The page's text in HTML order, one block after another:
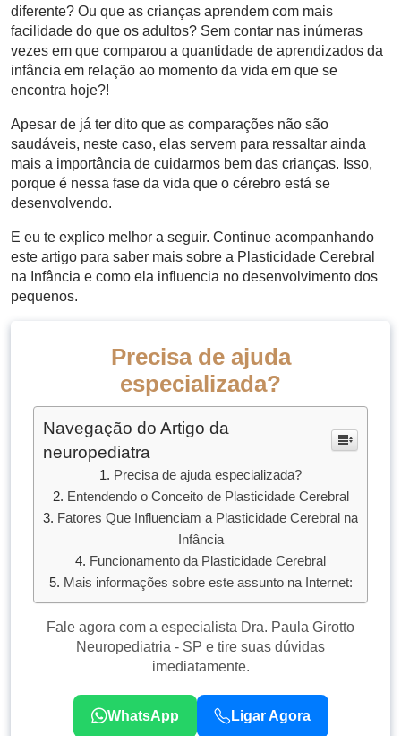
diferente? Ou que as crianças aprendem com mais
facilidade do que os adultos? Sem contar nas inúmeras
vezes em que comparou a quantidade de aprendizados da
infância em relação ao momento da vida em que se
encontra hoje?!
Apesar de já ter dito que as comparações não são
saudáveis, neste caso, elas servem para ressaltar ainda
mais a importância de cuidarmos bem das crianças. Isso,
porque é nessa fase da vida que o cérebro está se
desenvolvendo.
E eu te explico melhor a seguir. Continue acompanhando
este artigo para saber mais sobre a Plasticidade Cerebral
na Infância e como ela influencia no desenvolvimento dos
pequenos.
Precisa de ajuda
especializada?
Navegação do Artigo da
neuropediatra
Precisa de ajuda especializada?
Entendendo o Conceito de Plasticidade Cerebral
Fatores Que Influenciam a Plasticidade Cerebral na
Infância
Funcionamento da Plasticidade Cerebral
Mais informações sobre este assunto na Internet:
Fale agora com a especialista Dra. Paula Girotto
Neuropediatria - SP e tire suas dúvidas
imediatamente.
WhatsApp Ligar Agora